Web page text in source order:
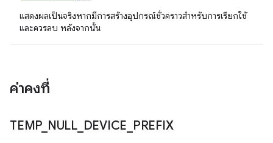
แสดงผลเป็นจริงหากมีการสร้างอุปกรณ์ชั่วคราวสำหรับการเรียกใช้
และควรลบ หลังจากนั้น
ค่าคงที่
TEMP_ NULL_ DEVICE PREFIX